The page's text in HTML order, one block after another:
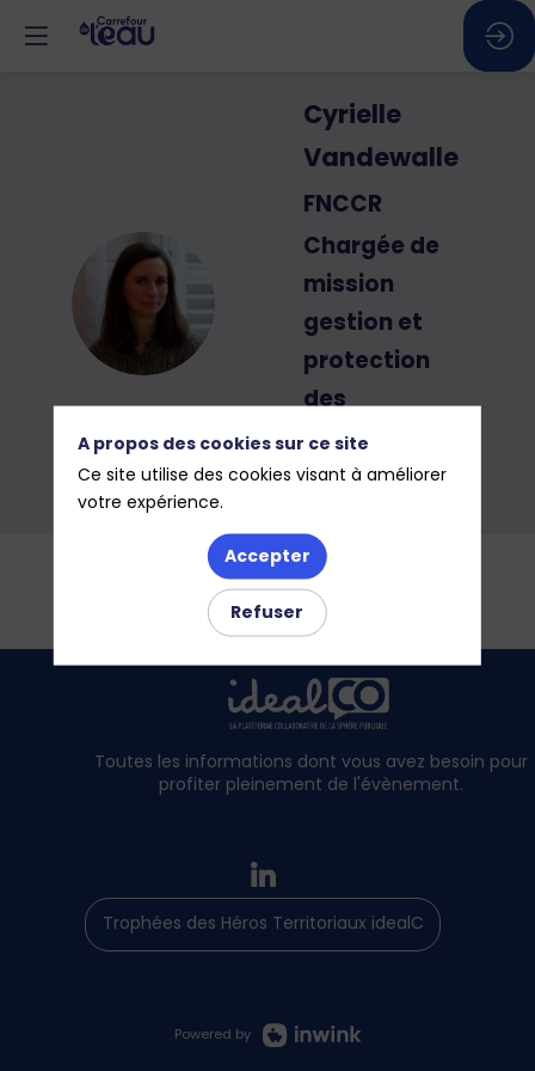
CV
Cyrielle
Vandewalle
FNCCR
Chargée de
mission
gestion et
protection
des
ressources
en eau
Toutes les informations dont vous avez besoin pour
profiter pleinement de l'évènement.
Trophées des Héros Territoriaux idealCO
Powered by
A propos des cookies sur ce site
Ce site utilise des cookies visant à améliorer
votre expérience.
Accepter
Refuser